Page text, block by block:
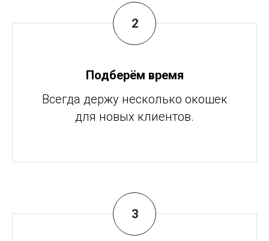
Подберём время
Всегда держу несколько окошек
для новых клиентов.